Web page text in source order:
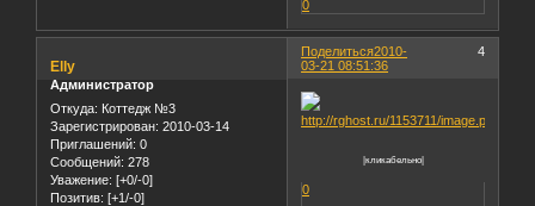
0
Поделиться 4
2010-
03-21 08:51:36
Elly
Администратор
Откуда: Коттедж №3
Зарегистрирован: 2010-03-14
Приглашений: 0
Сообщений: 278
Уважение: [+0/-0]
Позитив: [+1/-0]
|кликабельно|
0